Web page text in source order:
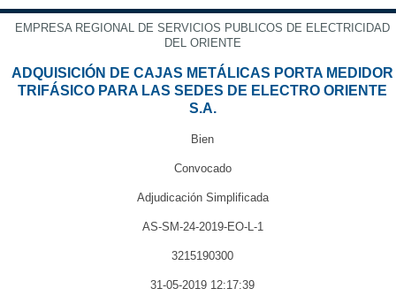
EMPRESA REGIONAL DE SERVICIOS PUBLICOS DE ELECTRICIDAD
DEL ORIENTE
ADQUISICIÓN DE CAJAS METÁLICAS PORTA MEDIDOR
TRIFÁSICO PARA LAS SEDES DE ELECTRO ORIENTE
S.A.
Bien
Convocado
Adjudicación Simplificada
AS-SM-24-2019-EO-L-1
3215190300
31-05-2019 12:17:39